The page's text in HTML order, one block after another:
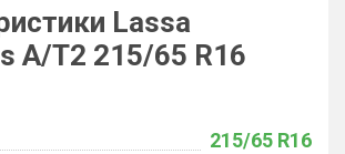
Lassa
A/T2 215/65 R16
215/65 R16